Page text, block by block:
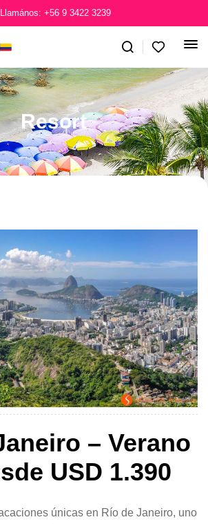
Llamános: +56 9 3422 3239
Resort
– Verano
USD 1.390
únicas en Río de Janeiro, uno